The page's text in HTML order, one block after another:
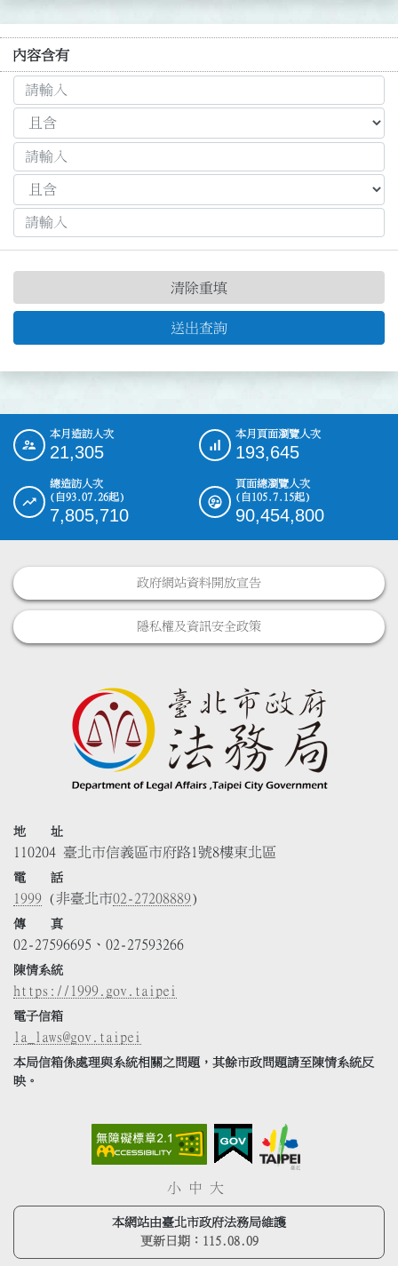
內容含有
送出查詢
清除重填
::: 本月造訪人次
21,305
本月頁面瀏覽人次
193,645
總造訪人次
(自93.07.26起)
7,805,710
頁面總瀏覽人次
(自105.7.15起)
90,454,800
政府網站資料開放宣告
隱私權及資訊安全政策
地 址
110204 臺北市信義區市府路1號8樓東北區
電 話
1999 (非臺北市02-27208889)
傳 真
02-27596695、02-27593266
陳情系統
https://1999.gov.taipei
電子信箱
la_laws@gov.taipei
本局信箱係處理與系統相關之問題，其餘市政問題請至陳情系統反
映。
小 中 大
本網站由臺北市政府法務局維護
更新日期： 115.08.09